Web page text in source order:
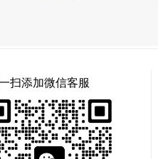
扫添加微信客服